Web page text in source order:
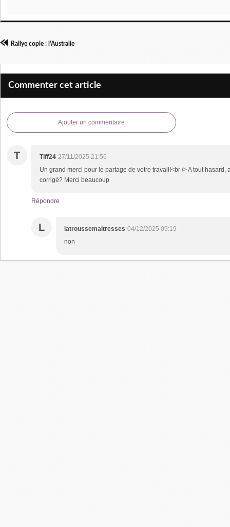
Rallye copie : l'Australie
Commenter cet article
Ajouter un commentaire
T Tiff24 27/11/2025 21:56
Un grand merci pour le partage de votre travail!<br /> A tout hasard,
corrigé? Merci beaucoup
Répondre
L latroussemaitresses 04/12/2025 09:19
non